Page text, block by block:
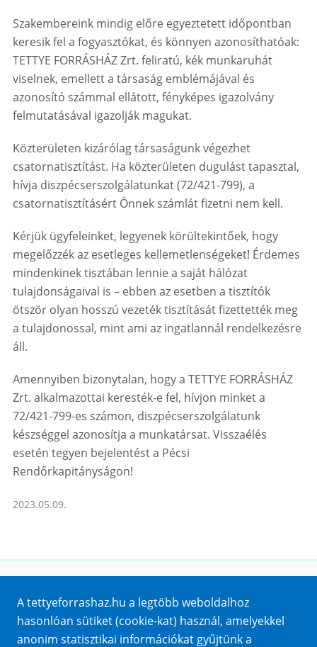
Szakembereink mindig előre egyeztetett időpontban
keresik fel a fogyasztókat, és könnyen azonosíthatóak:
TETTYE FORRÁSHÁZ Zrt. feliratú, kék munkaruhát
viselnek, emellett a társaság emblémájával és
azonosító számmal ellátott, fényképes igazolvány
felmutatásával igazolják magukat.
Közterületen kizárólag társaságunk végezhet
csatornatisztítást. Ha közterületen dugulást tapasztal,
hívja diszpécserszolgálatunkat (72/421-799), a
csatornatisztításért Önnek számlát fizetni nem kell.
Kérjük ügyfeleinket, legyenek körültekintőek, hogy
megelőzzék az esetleges kellemetlenségeket! Érdemes
mindenkinek tisztában lennie a saját hálózat
tulajdonságaival is – ebben az esetben a tisztítók
ötször olyan hosszú vezeték tisztítását fizettették meg
a tulajdonossal, mint ami az ingatlannál rendelkezésre
áll.
Amennyiben bizonytalan, hogy a TETTYE FORRÁSHÁZ
Zrt. alkalmazottai keresték-e fel, hívjon minket a
72/421-799-es számon, diszpécserszolgálatunk
készséggel azonosítja a munkatársat. Visszaélés
esetén tegyen bejelentést a Pécsi
Rendőrkapitányságon!
2023.05.09.
Impresszum
Sütik
A tettyeforrashaz.hu a legtöbb weboldalhoz
hasonlóan sütiket (cookie-kat) használ, amelyekkel
anonim statisztikai információkat gyűjtünk a